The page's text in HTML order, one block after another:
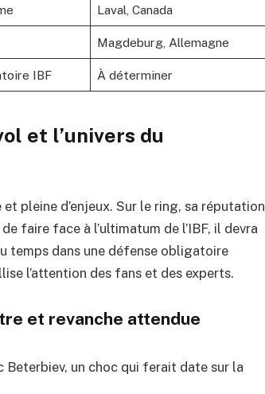
Laval, Canada
Magdeburg, Allemagne
IBF À déterminer
et l’univers du
pleine d’enjeux. Sur le ring, sa réputation
faire face à l’ultimatum de l’IBF, il devra
temps dans une défense obligatoire
l’attention des fans et des experts.
et revanche attendue
Beterbiev, un choc qui ferait date sur la